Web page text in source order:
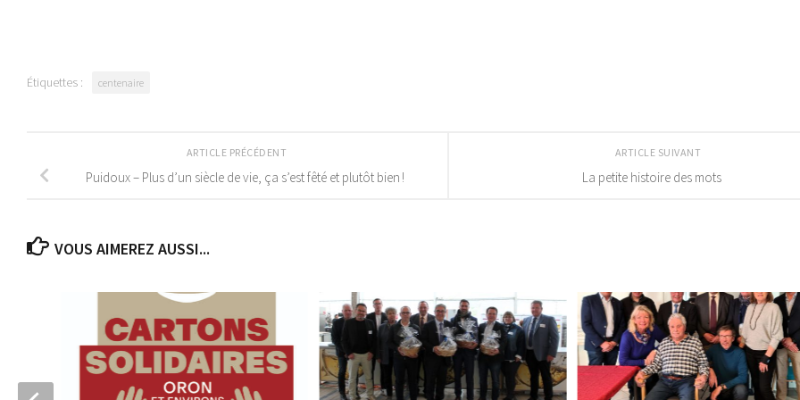
Étiquettes : centenaire
ARTICLE SUIVANT
La petite histoire des mots
ARTICLE PRÉCÉDENT
Puidoux – Plus d’un siècle de vie, ça s’est fêté et plutôt bien !
VOUS AIMEREZ AUSSI...